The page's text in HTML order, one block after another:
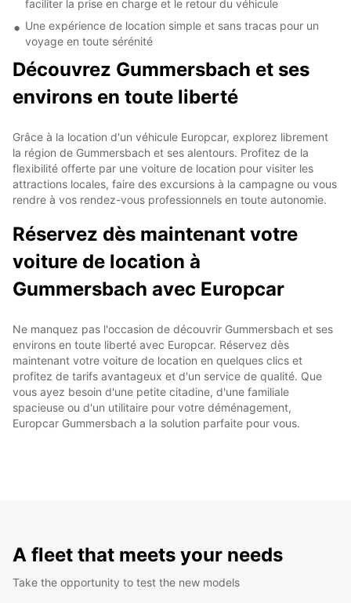
faciliter la prise en charge et le retour du véhicule
Une expérience de location simple et sans tracas pour un
voyage en toute sérénité
Découvrez Gummersbach et ses
environs en toute liberté
Grâce à la location d'un véhicule Europcar, explorez librement
la région de Gummersbach et ses alentours. Profitez de la
flexibilité offerte par une voiture de location pour visiter les
attractions locales, faire des excursions à la campagne ou vous
rendre à vos rendez-vous professionnels en toute autonomie.
Réservez dès maintenant votre
voiture de location à
Gummersbach avec Europcar
Ne manquez pas l'occasion de découvrir Gummersbach et ses
environs en toute liberté avec Europcar. Réservez dès
maintenant votre voiture de location en quelques clics et
profitez de tarifs avantageux et d'un service de qualité. Que
vous ayez besoin d'une petite citadine, d'une familiale
spacieuse ou d'un utilitaire pour votre déménagement,
Europcar Gummersbach a la solution parfaite pour vous.
A fleet that meets your needs
Take the opportunity to test the new models